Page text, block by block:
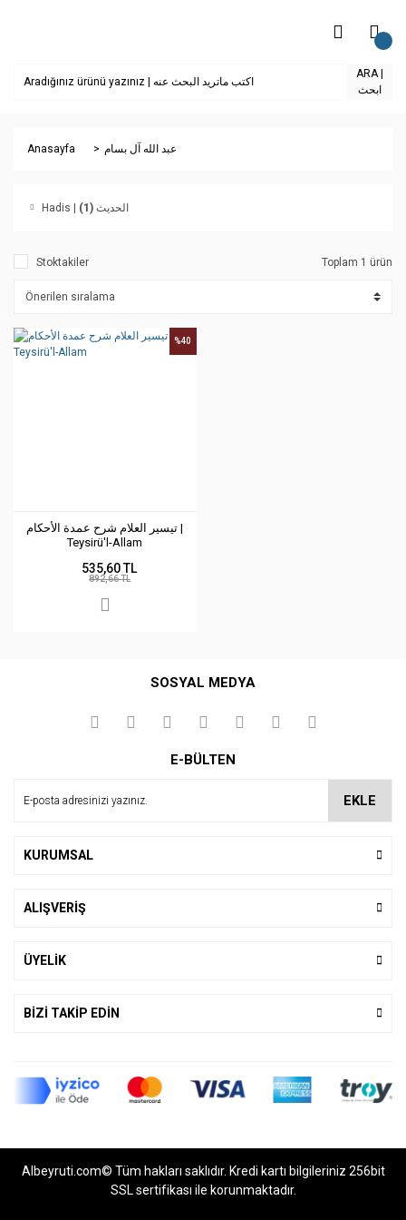
ARA |
ابحث
Anasayfa عبد الله آل بسام
Hadis | الحديث(1)
Stoktakiler Toplam 1 ürün
تيسير العلام شرح عمدة الأحكام |
Teysirü'l-Allam
%40
535,60 TL
892,66 TL
SOSYAL MEDYA
E-BÜLTEN
EKLE
KURUMSAL
ALIŞVERİŞ
ÜYELİK
BİZİ TAKİP EDİN
Albeyruti.com© Tüm hakları saklıdır. Kredi kartı bilgileriniz 256bit
SSL sertifikası ile korunmaktadır.